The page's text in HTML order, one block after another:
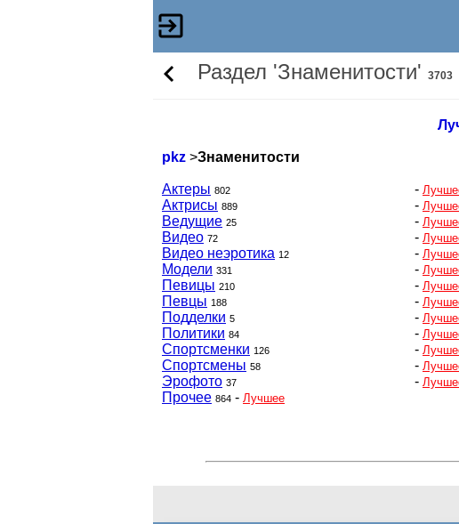
Раздел 'Знаменитости' 3703
pkz >Знаменитости
Актеры 802 -
Актрисы 889 -
Ведущие 25 -
Видео 72 -
Видео неэротика 12 -
Модели 331 -
Певицы 210 -
Певцы 188 -
Подделки 5 -
Политики 84 -
Спортсменки 126 -
Спортсмены 58 -
Эрофото 37 -
Прочее 864 - Лучшее